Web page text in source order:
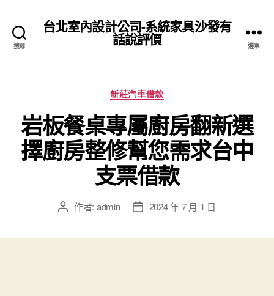
搜尋
台北室內設計公司-系統家具沙發有
話說評價 選單
分
類
新莊汽車借款
岩板餐桌專屬廚房翻新選
擇廚房整修幫您需求台中
支票借款
文 作者: admin
文 2024 年 7 月 1 日